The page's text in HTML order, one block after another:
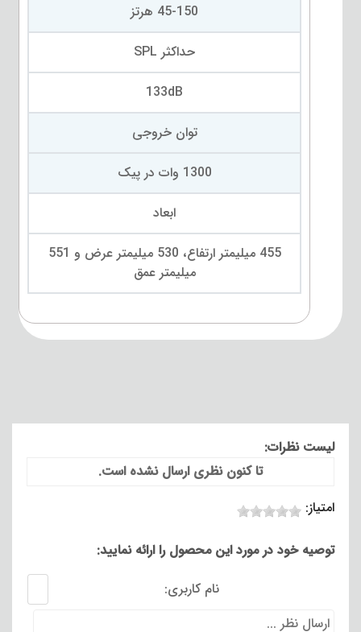
45-150 هرتز
حداکثر SPL
133dB
توان خروجی
1300 وات در پیک
ابعاد
455 میلیمتر ارتفاع، 530 میلیمتر عرض و 551
میلیمتر عمق
لیست نظرات:
تا کنون نظری ارسال نشده است.
امتیاز:
توصیه خود در مورد این محصول را ارائه نمایید:
نام کاربری: